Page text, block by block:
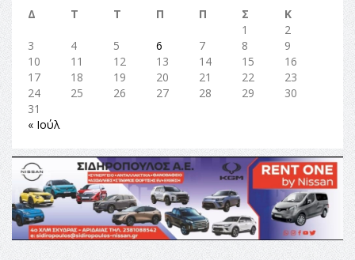
Δ
Τ Τ Π Π Σ
Κ
1
2
3
4 5 6 7 8
9
10
11 12 13 14 15
16
17
18 19 20 21 22
23
24
25 26 27 28 29
30
31
« Ιούλ